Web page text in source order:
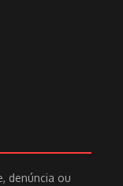
denúncia ou